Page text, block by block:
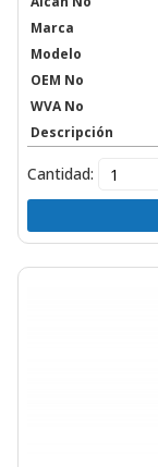
Marca
Modelo
OEM No
WVA No
Descripción
Cantidad: